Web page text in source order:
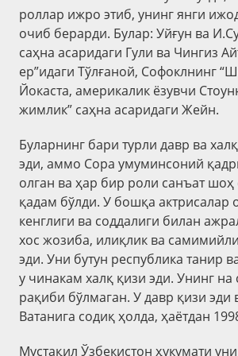
роллар ижро этиб, унинг янги
очиб берарди. Булар: Уйғун ва
саҳна асаридаги Гули ва Чингиз
ер”идаги Тўлғаной, Софоклнинг
Йокаста, америкалик ёзувчи
жимлик” саҳна асаридаги Жейн.
Буларнинг бари турли давр ва
эди, аммо Сора умуминсоний
олган ва ҳар бир роли санъат шоҳ
қадам бўлди. У бошқа актрисалар
кенглиги ва соддалиги билан
хос жозиба, илиқлик ва
эди. Уни бутун республика танир
у чинакам халқ қизи эди. Унинг на
рақиби бўлмаган. У давр қизи эди
Ватанига содиқ ҳолда, ҳаётдан
Мустақил Ўзбекистон ҳукумати